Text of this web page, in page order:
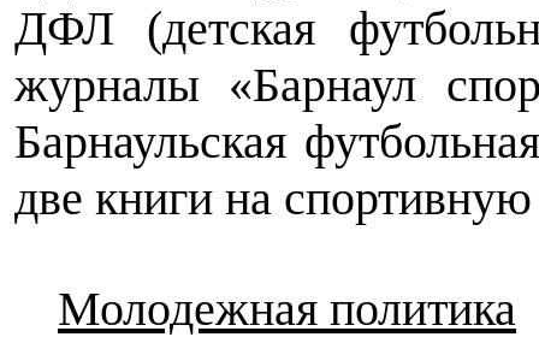
ДФЛ (детская
журналы «Барнаул
Барнаульская
две книги на спортивную
Молодежная политика